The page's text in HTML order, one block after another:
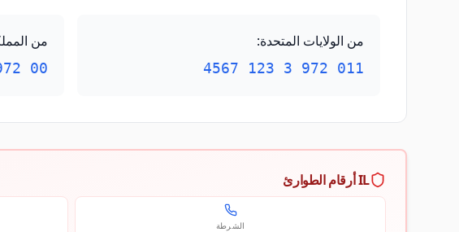
من الولايات المتحدة:
011 972 3 123 4567
من
00 972 3 123 4567
IL أرقام الطوارئ
الشرطة